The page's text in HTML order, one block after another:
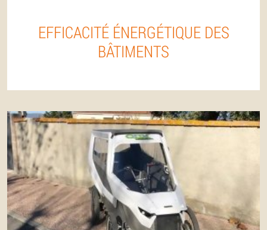
EFFICACITÉ ÉNERGÉTIQUE DES
BÂTIMENTS